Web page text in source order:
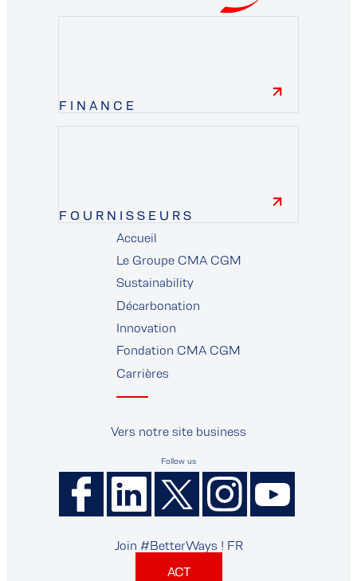
FINANCE
FOURNISSEURS
fournisseurs
Accueil
Le Groupe CMA CGM
Sustainability
Décarbonation
Innovation
Fondation CMA CGM
Carrières
Vers notre site business
Follow us
Join #BetterWays ! FR
ACT